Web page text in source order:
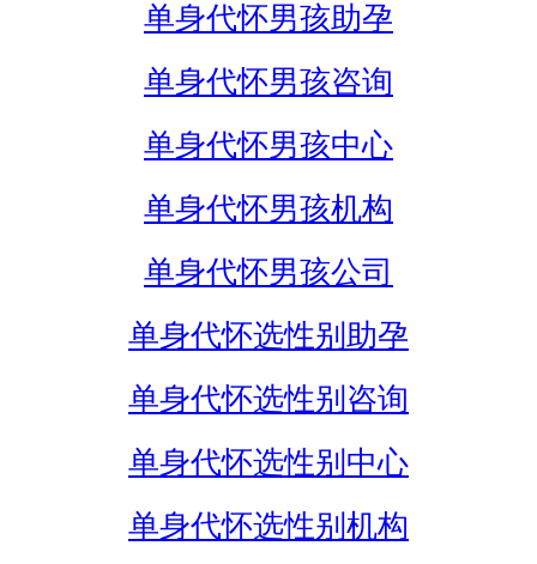
单身代怀男孩助孕
单身代怀男孩咨询
单身代怀男孩中心
单身代怀男孩机构
单身代怀男孩公司
单身代怀选性别助孕
单身代怀选性别咨询
单身代怀选性别中心
单身代怀选性别机构